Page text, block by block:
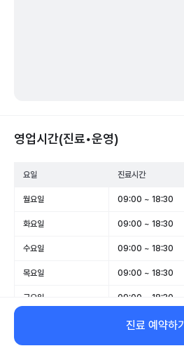
영업시간(진료•운영)
요일 진료시간
월요일 09:00 ~ 18:30
화요일 09:00 ~ 18:30
수요일 09:00 ~ 18:30
목요일 09:00 ~ 18:30
금요일 09:00 ~ 18:30
09:00 ~ 13:00
일요일 휴무
진료 예약하기